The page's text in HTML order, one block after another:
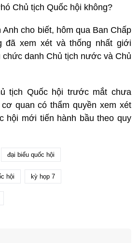
Chủ tịch Quốc hội không?
Anh cho biết, hôm qua Ban Chấp
đã xem xét và thống nhất giới
danh Chủ tịch nước và Chủ
tịch Quốc hội trước mắt chưa
quan có thẩm quyền xem xét
hội mới tiến hành bầu theo quy
đại biểu quốc hội
hội kỳ họp 7